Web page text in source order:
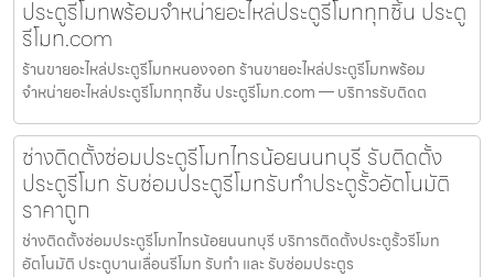
ประตูรีโมทพร้อมจำหน่ายอะไหล่ประตูรีโมททุกชิ้น ประตู
รีโมท.com
ร้านขายอะไหล่ประตูรีโมทหนองจอก ร้านขายอะไหล่ประตูรีโมทพร้อม
จำหน่ายอะไหล่ประตูรีโมททุกชิ้น ประตูรีโมท.com — บริการรับติดต
ช่างติดตั้งซ่อมประตูรีโมทไทรน้อยนนทบุรี รับติดตั้ง
ประตูรีโมท รับซ่อมประตูรีโมทรับทำประตูรั้วอัตโนมัติ
ราคาถูก
ช่างติดตั้งซ่อมประตูรีโมทไทรน้อยนนทบุรี บริการติดตั้งประตูรั้วรีโมท
อัตโนมัติ ประตูบานเลื่อนรีโมท รับทำ และ รับซ่อมประตูร